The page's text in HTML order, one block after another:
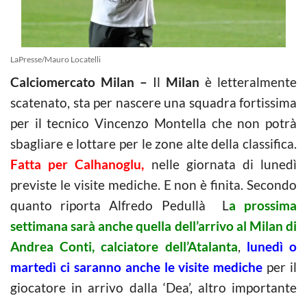
LaPresse/Mauro Locatelli
Calciomercato Milan – Il Milan è letteralmente
scatenato, sta per nascere una squadra fortissima
per il tecnico Vincenzo Montella che non potrà
sbagliare e lottare per le zone alte della classifica.
Fatta per Calhanoglu, nelle giornata di lunedì
previste le visite mediche. E non è finita. Secondo
quanto riporta Alfredo Pedullà La prossima
settimana sarà anche quella dell’arrivo al Milan di
Andrea Conti, calciatore dell’Atalanta, lunedì o
martedì ci saranno anche le visite mediche per il
giocatore in arrivo dalla ‘Dea’, altro importante